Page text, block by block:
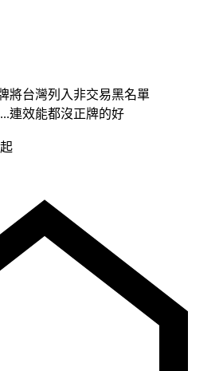
將台灣列入非交易黑名單
連效能都沒正牌的好